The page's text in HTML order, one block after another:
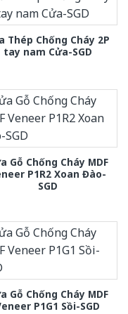
Thép Chống Cháy 2P
tay nam Cửa-SGD
Gỗ Chống Cháy MDF
P1R2 Xoan Đào-
SGD
Gỗ Chống Cháy MDF
P1G1 Sồi-SGD